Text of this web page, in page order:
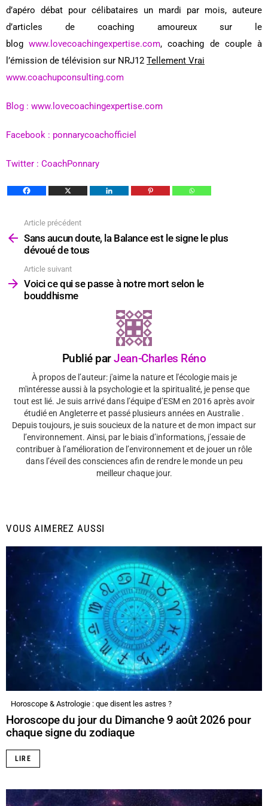
d’apéro débat pour célibataires un mardi par mois, auteure
d’articles de coaching amoureux sur le
blogwww.lovecoachingexpertise.com, coaching de couple à
l’émission de télévision sur NRJ12 Tellement Vrai
www.coachupconsulting.com
Blog : www.lovecoachingexpertise.com
Facebook : ponnarycoachofficiel
Twitter : CoachPonnary
plus
Article précédent
Sans aucun doute, la Balance est le signe le plus
dévoué de tous
Article suivant
Voici ce qui se passe à notre mort selon le
bouddhisme
Publié parJean-Charles Réno
À propos de l’auteur: j'aime la nature et l'écologie mais je
m'intéresse aussi à la psychologie et la spiritualité, je pense que
tout est lié. Je suis arrivé dans l’équipe d’ESM en 2016 après avoir
étudié en Angleterre et passé plusieurs années en Australie .
Depuis toujours, je suis soucieux de la nature et de mon impact sur
l’environnement. Ainsi, par le biais d’informations, j’essaie de
contribuer à l’amélioration de l’environnement et de jouer un rôle
dans l’éveil des consciences afin de rendre le monde un peu
meilleur chaque jour.
VOUS AIMEREZ AUSSI
Horoscope & Astrologie : que disent les astres ?
Horoscope du jour du Dimanche 9 août 2026 pour
chaque signe du zodiaque
LIRE